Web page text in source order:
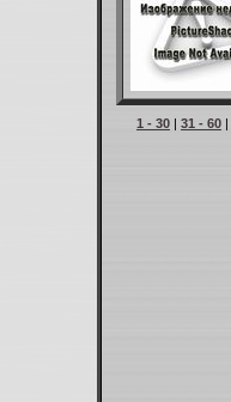
1 - 30 | 31 - 60 |